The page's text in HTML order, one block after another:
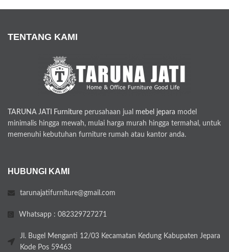
TENTANG KAMI
TARUNA JATI Furniture perusahaan jual mebel jepara model
minimalis hingga mewah, mulai harga murah hingga termahal, untuk
memenuhi kebutuhan furniture rumah atau kantor anda.
HUBUNGI KAMI
tarunajatifurniture@gmail.com
Whatsapp : 082329727271
Jl. Bugel Menganti 12/03 Kecamatan Kedung Kabupaten Jepara
Kode Pos 59463